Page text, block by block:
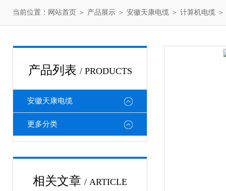
当前位置： 网站首页 ＞ 产品展示 ＞ 安徽天康电缆 ＞ 计算机电缆
产品列表 / PRODUCTS
安徽天康电缆
更多分类
相关文章 / ARTICLE